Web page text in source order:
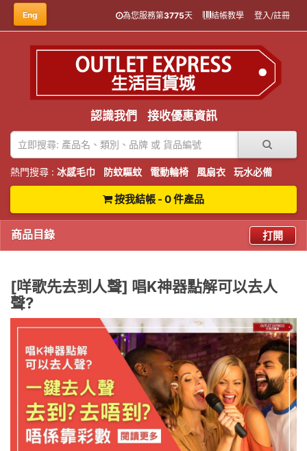
Eng 為您服務第3775天 結帳教學 登入/註冊
認識我們 接收優惠資訊
熱門搜尋 : 冰感毛巾 防蚊驅蚊 電動輪椅 風扇衣 玩水必備
按我結帳 - 0 件產品
商品目錄 打開
[咩歌先去到人聲] 唱K神器點解可以去人
聲?